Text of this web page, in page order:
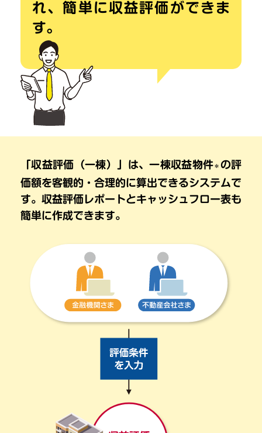
れ、簡単に収益評価ができま
す。
「収益評価（一棟）」は、一棟収益物件＊ の評
価額を客観的・合理的に算出できるシステムで
す。 収益評価レポートとキャッシュフロー表も
簡単に作成できます。